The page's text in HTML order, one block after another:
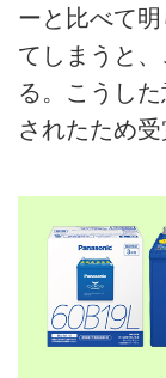
ーと比べて
てしまうと
る。こうし
されたため受